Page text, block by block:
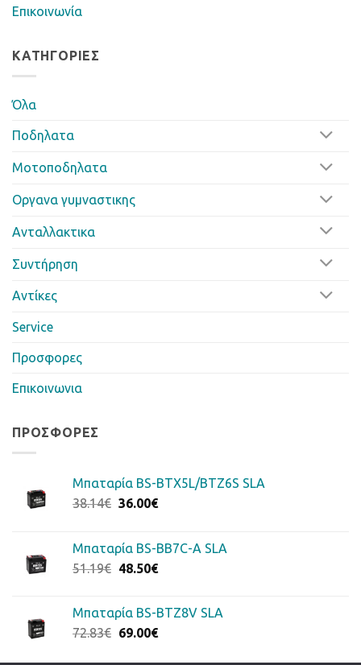
Επικοινωνία
ΚΑΤΗΓΟΡΊΕΣ
Όλα
Ποδηλατα
Μοτοποδηλατα
Οργανα γυμναστικης
Ανταλλακτικα
Συντήρηση
Αντίκες
Service
Προσφορες
Επικοινωνια
ΠΡΟΣΦΟΡΈΣ
Μπαταρία BS-BTX5L/BTZ6S SLA
38.14€ Original
38.14€.
36.00€Η
είναι:
36.00€.
Μπαταρία BS-BB7C-A SLA
51.19€ Original
51.19€.
48.50€Η
είναι:
48.50€.
Μπαταρία BS-BTZ8V SLA
72.83€ Original
69.00€Η